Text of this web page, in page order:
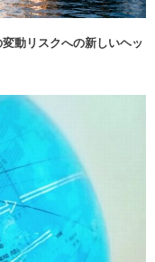
動リスクへの新しいヘッ